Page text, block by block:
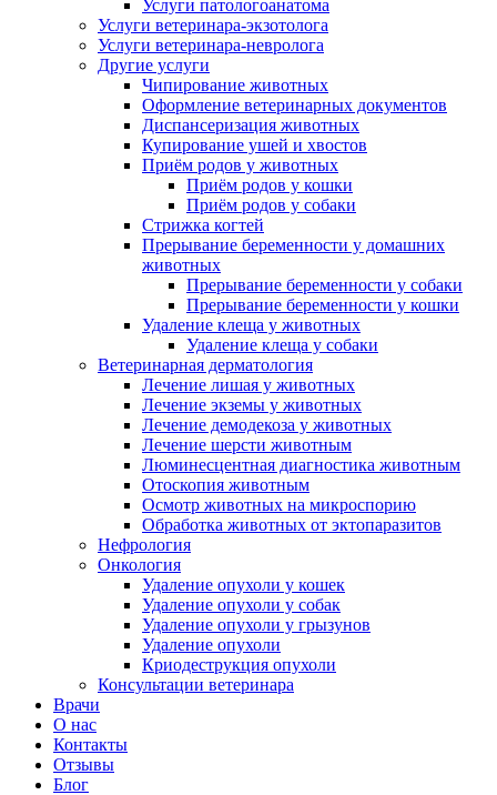
Услуги патологоанатома
Услуги ветеринара-экзотолога
Услуги ветеринара-невролога
Другие услуги
Чипирование животных
Оформление ветеринарных документов
Диспансеризация животных
Купирование ушей и хвостов
Приём родов у животных
Приём родов у кошки
Приём родов у собаки
Стрижка когтей
Прерывание беременности у домашних
животных
Прерывание беременности у собаки
Прерывание беременности у кошки
Удаление клеща у животных
Удаление клеща у собаки
Ветеринарная дерматология
Лечение лишая у животных
Лечение экземы у животных
Лечение демодекоза у животных
Лечение шерсти животным
Люминесцентная диагностика животным
Отоскопия животным
Осмотр животных на микроспорию
Обработка животных от эктопаразитов
Нефрология
Онкология
Удаление опухоли у кошек
Удаление опухоли у собак
Удаление опухоли у грызунов
Удаление опухоли
Криодеструкция опухоли
Консультации ветеринара
Врачи
О нас
Контакты
Отзывы
Блог